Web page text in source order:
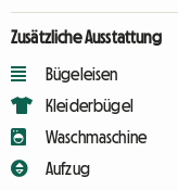
Zusätzliche Ausstattung
Bügeleisen
Kleiderbügel
Waschmaschine
Aufzug